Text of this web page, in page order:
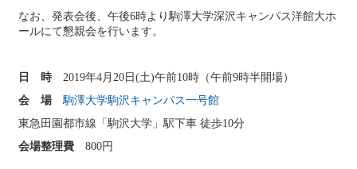
なお、発表会後、午後6時より駒澤大学深沢キャンパス洋館大ホ
ールにて懇親会を行います。
日 時 2019年4月20日(土)午前10時（午前9時半開場）
会 場
駒澤大学駒沢キャンパス一号館
東急田園都市線「駒沢大学」駅下車 徒歩10分
会場整理費 800円